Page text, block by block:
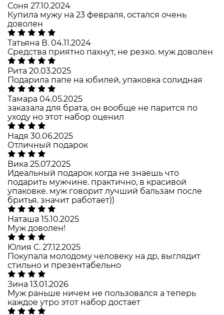
Соня 27.10.2024
Купила мужу на 23 февраля, остался очень
доволен
Татьяна В. 04.11.2024
Средства приятно пахнут, не резко. муж доволен
Рита 20.03.2025
Подарила папе на юбилей, упаковка солидная
Тамара 04.05.2025
заказала для брата, он вообще не парится по
уходу но этот набор оценил
Надя 30.06.2025
Отличный подарок
Вика 25.07.2025
Идеальный подарок когда не знаешь что
подарить мужчине. практично, в красивой
упаковке. муж говорит лучший бальзам после
бритья. значит работает))
Наташа 15.10.2025
Муж доволен!
Юлия С. 27.12.2025
Покупала молодому человеку на др, выглядит
стильно и презентабельно
Зина 13.01.2026
Муж раньше ничем не пользовался а теперь
каждое утро этот набор достает